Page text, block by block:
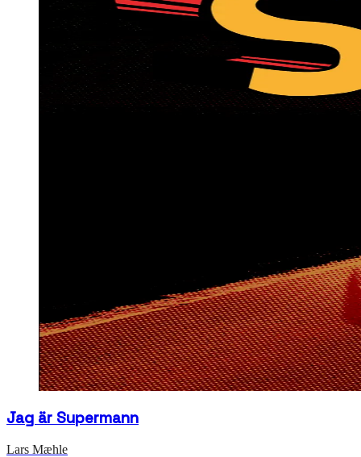
Jag är Supermann
Lars Mæhle